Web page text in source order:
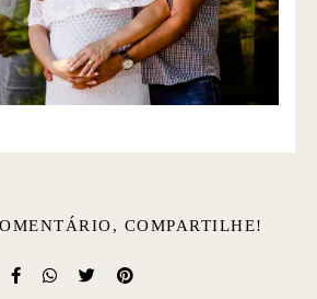
COMPARTILHE!